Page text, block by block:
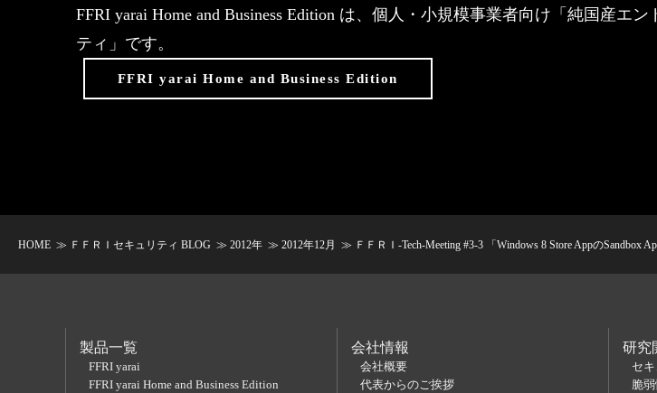
FFRI yarai Home and Business Edition は、個人・小規模事業者向け「純国産エン
ティ」です。
FFRI yarai Home and Business Edition
HOME ≫ ＦＦＲＩセキュリティ BLOG ≫ 2012年 ≫ 2012年12月 ≫ ＦＦＲＩ-Tech-Meeting #3-3 「Windows 8 Store AppのSandbox
製品一覧
FFRI yarai
FFRI yarai Home and Business Edition
会社情報
会社概要
代表からのご挨拶
研究
セ
脆